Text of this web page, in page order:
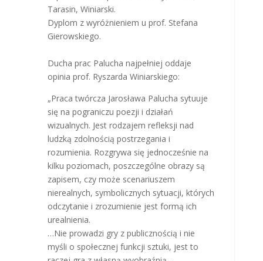
Tarasin, Winiarski.
Dyplom z wyróżnieniem u prof. Stefana
Gierowskiego.
Ducha prac Palucha najpełniej oddaje
opinia prof. Ryszarda Winiarskiego:
„Praca twórcza Jarosława Palucha sytuuje
się na pograniczu poezji i działań
wizualnych. Jest rodzajem refleksji nad
ludzką zdolnością postrzegania i
rozumienia. Rozgrywa się jednocześnie na
kilku poziomach, poszczególne obrazy są
zapisem, czy może scenariuszem
nierealnych, symbolicznych sytuacji, których
odczytanie i zrozumienie jest formą ich
urealnienia.
…Nie prowadzi gry z publicznością i nie
myśli o społecznej funkcji sztuki, jest to